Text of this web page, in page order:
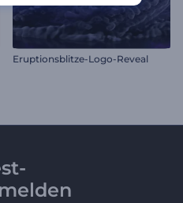
Eruptionsblitze-Logo-Reveal